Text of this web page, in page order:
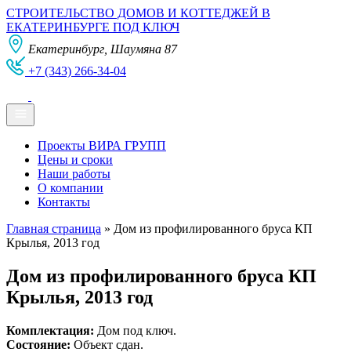
СТРОИТЕЛЬСТВО ДОМОВ И КОТТЕДЖЕЙ В
ЕКАТЕРИНБУРГЕ ПОД КЛЮЧ
Екатеринбург, Шаумяна 87
+7 (343) 266-34-04
Проекты ВИРА ГРУПП
Цены и сроки
Наши работы
О компании
Контакты
Главная страница » Дом из профилированного бруса КП
Крылья, 2013 год
Дом из профилированного бруса КП
Крылья, 2013 год
Комплектация: Дом под ключ.
Состояние: Объект сдан.